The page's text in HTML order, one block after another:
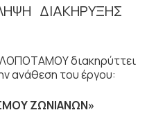
διακηρύττει
ανάθεση του έργου:
ΖΩΝΙΑΝΩΝ»